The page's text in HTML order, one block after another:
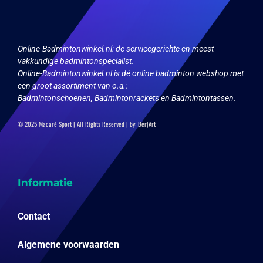
productpagina
Online-Badmintonwinkel.nl:de servicegerichte en meest
vakkundige badmintonspecialist.
Online-Badmintonwinkel.nl is dé online badminton webshop met
een groot assortiment van o.a.:
Badmintonschoenen, Badmintonrackets en Badmintontassen.
© 2025 Macaré Sport | All Rights Reserved | by:Ber|Art
Informatie
Contact
Algemene voorwaarden